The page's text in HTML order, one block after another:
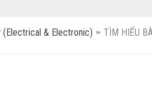
(Electrical & Electronic)
TÌM HIỂU